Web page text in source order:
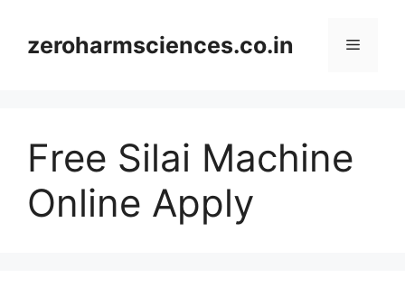
contentzeroharmsciences.co.in Menu
Free Silai Machine
Online Apply